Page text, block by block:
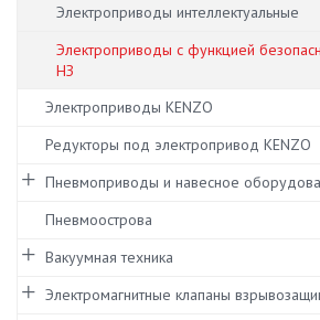
Электроприводы интеллектуальные
Электроприводы с функцией
НЗ
Электроприводы KENZO
Редукторы под электропривод KENZO
Пневмоприводы и навесное
Пневмоострова
Вакуумная техника
Электромагнитные клапаны